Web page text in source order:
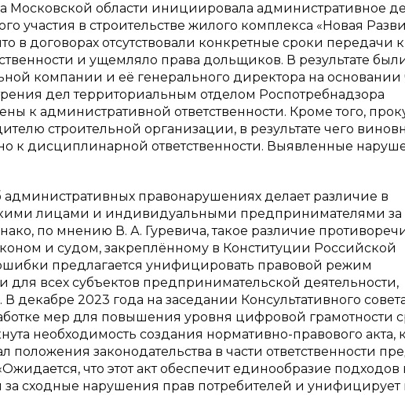
Московской области инициировала административное
участия в строительстве жилого комплекса «Новая
в договорах отсутствовали конкретные сроки передачи
и ущемляло права дольщиков. В результате
компании и её генерального директора на основании
дел территориальным отделом Роспотребнадзора
к административной ответственности. Кроме того,
строительной организации, в результате чего
к дисциплинарной ответственности. Выявленные
правонарушениях делает различие в
лицами и индивидуальными предпринимателями за
по мнению В. А. Гуревича, такое различие
и судом, закреплённому в Конституции Российской
предлагается унифицировать правовой режим
для всех субъектов предпринимательской деятельности,
декабре 2023 года на заседании Консультативного
мер для повышения уровня цифровой грамотности
необходимость создания нормативно-правового акта,
положения законодательства в части ответственности
что этот акт обеспечит единообразие подходов
сходные нарушения прав потребителей и унифицирует